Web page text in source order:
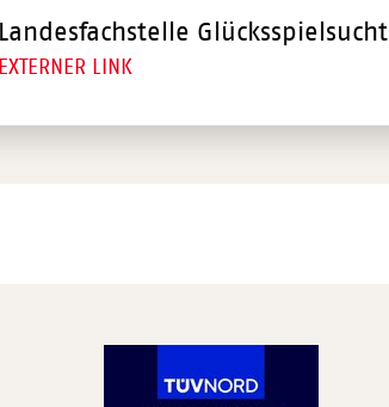
Landesfachstelle Glücksspielsucht
EXTERNER LINK